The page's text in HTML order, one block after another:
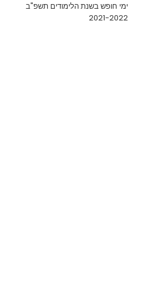
ימי חופש בשנת הלימודים תשפ"ב
2021-2022